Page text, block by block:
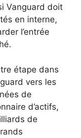
Vanguard doit
en interne,
l’entrée
étape dans
vers les
de
d’actifs,
de